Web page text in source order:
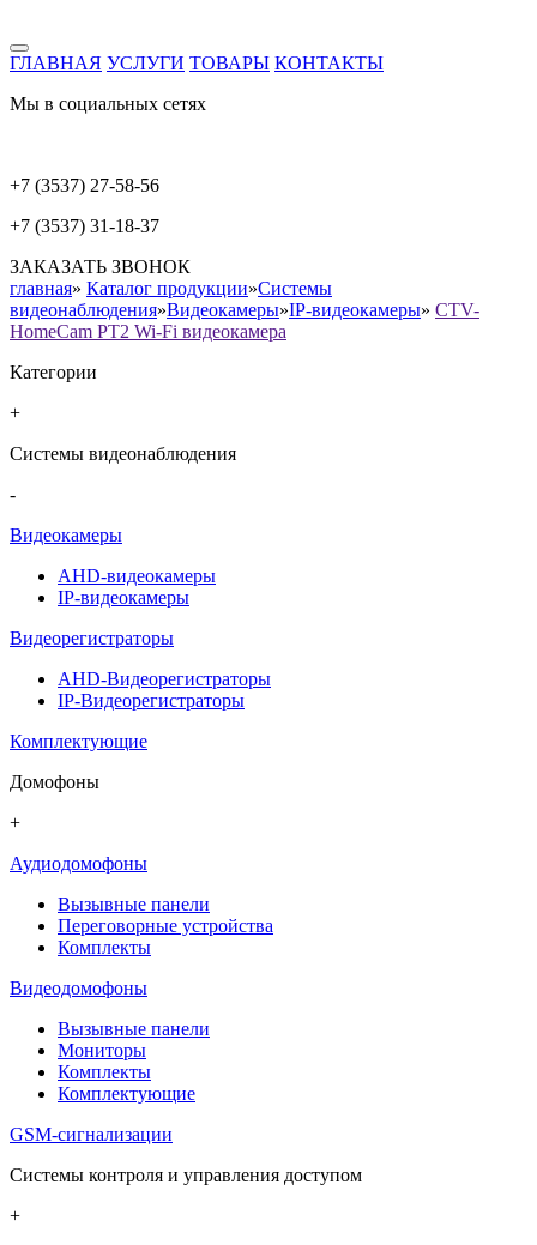
ГЛАВНАЯ УСЛУГИ ТОВАРЫ КОНТАКТЫ
Мы в социальных сетях
+7 (3537) 27-58-56
+7 (3537) 31-18-37
ЗАКАЗАТЬ ЗВОНОК
главная» Каталог продукции»Системы
видеонаблюдения»Видеокамеры»IP-видеокамеры» CTV-
HomeCam PT2 Wi-Fi видеокамера
Категории
+
Системы видеонаблюдения
-
Видеокамеры
AHD-видеокамеры
IP-видеокамеры
Видеорегистраторы
AHD-Видеорегистраторы
IP-Видеорегистраторы
Комплектующие
Домофоны
+
Аудиодомофоны
Вызывные панели
Переговорные устройства
Комплекты
Видеодомофоны
Вызывные панели
Мониторы
Комплекты
Комплектующие
GSM-сигнализации
Системы контроля и управления доступом
+